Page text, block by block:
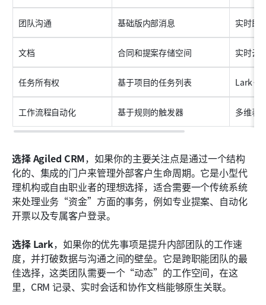
团队沟通 基础版内部消息 实时即
文档 合同和提案存储空间 实时云
任务所有权 基于项目的任务列表 Lark 任
工作流程自动化 基于规则的触发器 多维表
选择 Agiled CRM，如果你的主要关注点是通过一个结构
化的、集成的门户来管理外部客户生命周期。它是小型代
理机构或自由职业者的理想选择，适合需要一个传统系统
来处理业务“资金”方面的事务，例如专业提案、自动化
开票以及专属客户登录。
选择 Lark，如果你的优先事项是提升内部团队的工作速
度，并打破数据与沟通之间的壁垒。它是跨职能团队的最
佳选择，这类团队需要一个“动态”的工作空间，在这
里，CRM 记录、实时会话和协作文档能够原生关联。